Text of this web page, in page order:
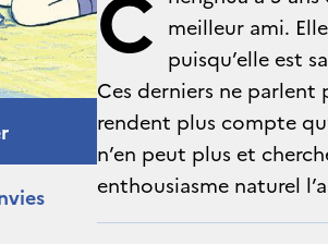
meilleur ami.
puisqu’elle est
Ces derniers ne parlent
rendent plus compte
n’en peut plus et
enthousiasme naturel